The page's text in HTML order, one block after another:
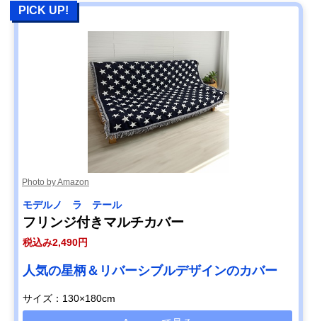
PICK UP!
Photo by Amazon
モデルノ ラ テール
フリンジ付きマルチカバー
税込み2,490円
人気の星柄＆リバーシブルデザインのカバー
サイズ：130×180cm